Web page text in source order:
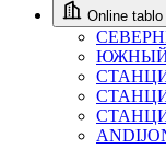
Online tablo
ЮЖНЫЙ